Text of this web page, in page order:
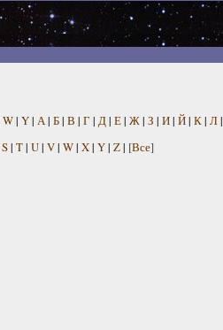
W| Y| А | Б| В | Г | Д| Е| Ж| З | И| Й| К| Л|
S| T| U| V| W| X| Y| Z| [Все]